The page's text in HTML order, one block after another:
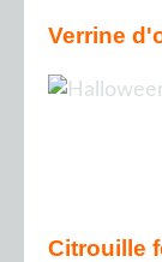
Verrine
Citrouille